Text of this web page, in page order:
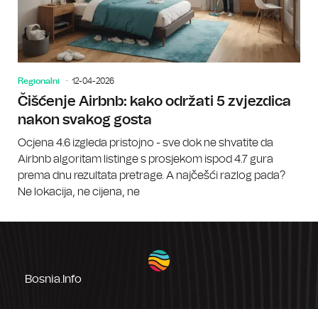
Regionalni 12-04-2026
Čišćenje Airbnb: kako održati 5 zvjezdica
nakon svakog gosta
Ocjena 4.6 izgleda pristojno - sve dok ne shvatite da
Airbnb algoritam listinge s prosjekom ispod 4.7 gura
prema dnu rezultata pretrage. A najčešći razlog pada?
Ne lokacija, ne cijena, ne
Bosnia.info